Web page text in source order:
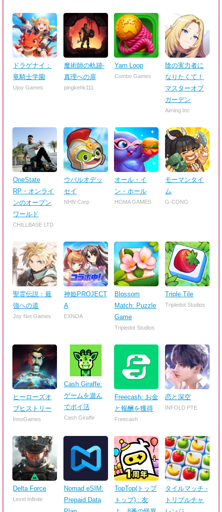
ドラゲナイ：
竜騎士学園
Ujoy Games
魔術師の軌跡-
真理への扉
pingkehk111
Yarn Loop
Combo Games
陰の実力者に
なりたくて！
マスターオブ
ガーデン
Aiming Inc
OneState
RP・オンライ
ンのオープン
ワールド
CHILLBASE LTD
ウパルオデッ
セイ
NHN Corp
オール・イ
ン・ホール
HOMA GAMES
モーマンタイ
ム
G-CONG
聖霊伝説：最
強への道
Joy Net Games
神姫PROJECT
A
EXNOA
Blossom
Match: Puzzle
Game
Tripledot Studios
Triple Tile
Tripledot Studios
ヒーローズオ
ブヒストリー
InnoGames
Cash Giraffe:
ゲームを遊ん
でポイ活
Cash Giraffe
Freecash: お金
と報酬を獲得
Freecash
恋と深空
INFOLD PTE
Delta Force
Level Infinite
Nomad eSIM:
Prepaid Data
TopTop(トップ
トップ) : 友
タイルマッチ -
トリプルチャ